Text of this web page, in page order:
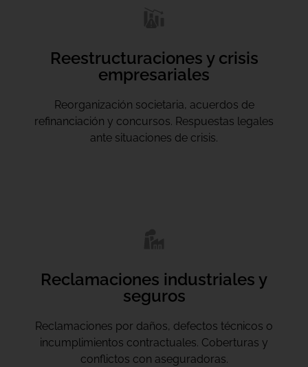
Reestructuraciones y crisis
empresariales
Reorganización societaria, acuerdos de
refinanciación y concursos. Respuestas legales
ante situaciones de crisis.
Reclamaciones industriales y
seguros
Reclamaciones por daños, defectos técnicos o
incumplimientos contractuales. Coberturas y
conflictos con aseguradoras.